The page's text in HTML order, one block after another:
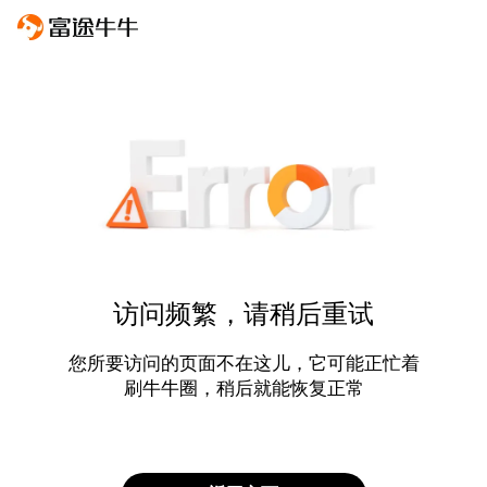
访问频繁，请稍后重试
您所要访问的页面不在这儿，它可能正忙着
刷牛牛圈，稍后就能恢复正常